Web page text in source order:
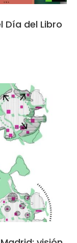
Día del Libro